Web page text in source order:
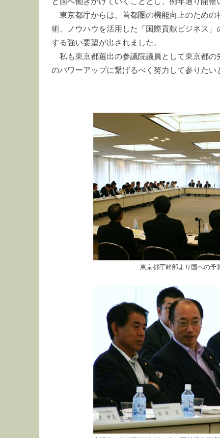
東京都庁からは、首都圏の機能向上のための
術、ノウハウを活用した「国際貢献ビジネス
する強い要望が出されました。
私も東京都選出の参議院議員として東京都の
のパワーアップに繋げるべく努力して
東京都庁幹部より国への予